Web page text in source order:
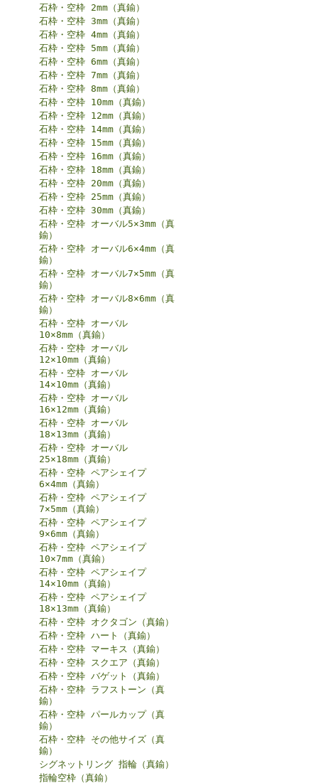
石枠・空枠 2mm（真鍮）
石枠・空枠 3mm（真鍮）
石枠・空枠 4mm（真鍮）
石枠・空枠 5mm（真鍮）
石枠・空枠 6mm（真鍮）
石枠・空枠 7mm（真鍮）
石枠・空枠 8mm（真鍮）
石枠・空枠 10mm（真鍮）
石枠・空枠 12mm（真鍮）
石枠・空枠 14mm（真鍮）
石枠・空枠 15mm（真鍮）
石枠・空枠 16mm（真鍮）
石枠・空枠 18mm（真鍮）
石枠・空枠 20mm（真鍮）
石枠・空枠 25mm（真鍮）
石枠・空枠 30mm（真鍮）
石枠・空枠 オーバル5×3mm（真
鍮）
石枠・空枠 オーバル6×4mm（真
鍮）
石枠・空枠 オーバル7×5mm（真
鍮）
石枠・空枠 オーバル8×6mm（真
鍮）
石枠・空枠 オーバル
10×8mm（真鍮）
石枠・空枠 オーバル
12×10mm（真鍮）
石枠・空枠 オーバル
14×10mm（真鍮）
石枠・空枠 オーバル
16×12mm（真鍮）
石枠・空枠 オーバル
18×13mm（真鍮）
石枠・空枠 オーバル
25×18mm（真鍮）
石枠・空枠 ペアシェイプ
6×4mm（真鍮）
石枠・空枠 ペアシェイプ
7×5mm（真鍮）
石枠・空枠 ペアシェイプ
9×6mm（真鍮）
石枠・空枠 ペアシェイプ
10×7mm（真鍮）
石枠・空枠 ペアシェイプ
14×10mm（真鍮）
石枠・空枠 ペアシェイプ
18×13mm（真鍮）
石枠・空枠 オクタゴン（真鍮）
石枠・空枠 ハート（真鍮）
石枠・空枠 マーキス（真鍮）
石枠・空枠 スクエア（真鍮）
石枠・空枠 バゲット（真鍮）
石枠・空枠 ラフストーン（真
鍮）
石枠・空枠 パールカップ（真
鍮）
石枠・空枠 その他サイズ（真
鍮）
シグネットリング 指輪（真鍮）
指輪空枠（真鍮）